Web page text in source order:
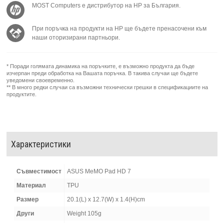
MOST Computers е дистрибутор на HP за България.
При поръчка на продукти на HP ще бъдете пренасочени към
наши оторизирани партньори.
* Поради голямата динамика на поръчките, е възможно продукта да бъде
изчерпан преди обработка на Вашата поръчка. В такива случаи ще бъдете
уведомени своевременно.
** В много редки случаи са възможни технически грешки в спецификациите на
продуктите.
Характеристики
Съвместимост
ASUS MeMO Pad HD 7
Материал
TPU
Размер
20.1(L) x 12.7(W) x 1.4(H)cm
Други
Weight 105g